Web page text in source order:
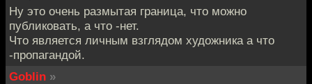
Ну это очень размытая граница, что можно
публиковать, а что -нет.
Что является личным взглядом художника а что
-пропагандой.
Goblin »